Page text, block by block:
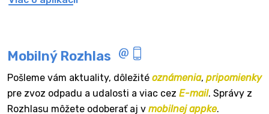
Mobilný Rozhlas
Pošleme vám aktuality, dôležité oznámenia, pripomienky
pre zvoz odpadu a udalosti a viac cez E-mail. Správy z
Rozhlasu môžete odoberať aj v mobilnej appke.